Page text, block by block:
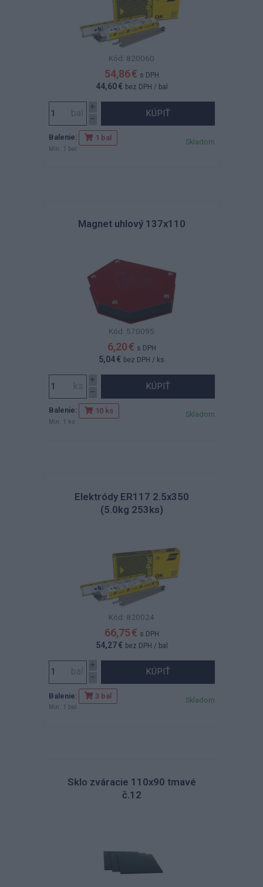
Kód: 820060
54,86 € s DPH
44,60 € bez DPH / bal
KÚPIŤ
Balenie: 1 bal
Min. 1 bal
Skladom
Magnet uhlový 137x110
Kód: 570095
6,20 € s DPH
5,04 € bez DPH / ks
KÚPIŤ
Balenie: 10 ks
Min. 1 ks
Skladom
Elektródy ER117 2.5x350
(5.0kg 253ks)
Kód: 820024
66,75 € s DPH
54,27 € bez DPH / bal
KÚPIŤ
Balenie: 3 bal
Min. 1 bal
Skladom
Sklo zváracie 110x90 tmavé
č.12